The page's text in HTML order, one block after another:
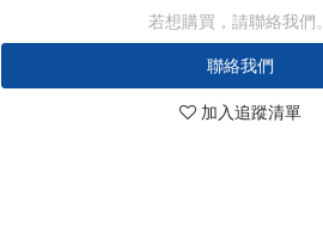
若想購買，請聯絡我們。
聯絡我們
加入追蹤清單